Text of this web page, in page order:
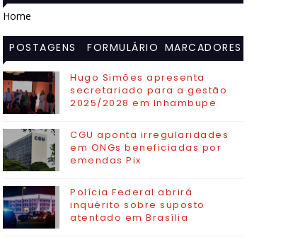
Home
POSTAGENS
MAIS
VISITADAS
FORMULÁRIO MARCADORES
Hugo Simões apresenta
secretariado para a gestão
2025/2028 em Inhambupe
CGU aponta irregularidades
em ONGs beneficiadas por
emendas Pix
Polícia Federal abrirá
inquérito sobre suposto
atentado em Brasília